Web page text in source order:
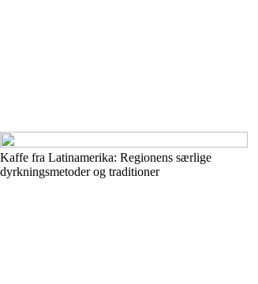
Kaffe fra Latinamerika: Regionens særlige
dyrkningsmetoder og traditioner